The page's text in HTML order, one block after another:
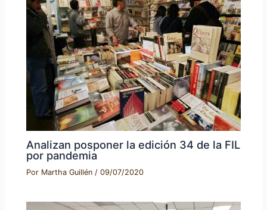
Analizan posponer la edición 34 de la FIL
por pandemia
Por Martha Guillén /09/07/2020